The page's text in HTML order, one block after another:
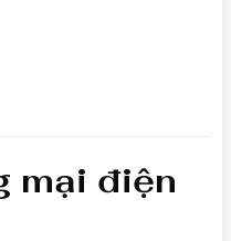
mại điện